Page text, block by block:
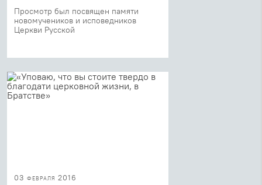
Просмотр был посвящен памяти
новомучеников и исповедников
Церкви Русской
03 февраля 2016